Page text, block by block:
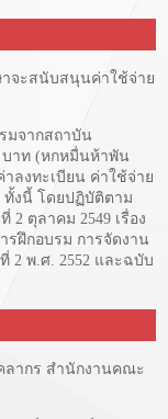
ะสนับสนุนค่าใช้จ่าย
จากสถาบัน
บาท (หกหมื่นห้าพัน
ลงทะเบียน ค่าใช้จ่าย
ทั้งนี้ โดยปฏิบัติตาม
2 ตุลาคม 2549 เรื่อง
รฝึกอบรม การจัดงาน
2 พ.ศ. 2552 และฉบับ
กร สำนักงานคณะ